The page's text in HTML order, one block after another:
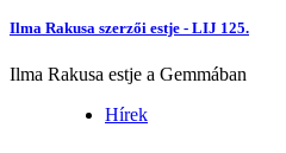
Ilma Rakusa szerzői estje - LIJ 125.
Ilma Rakusa estje a Gemmában
Hírek